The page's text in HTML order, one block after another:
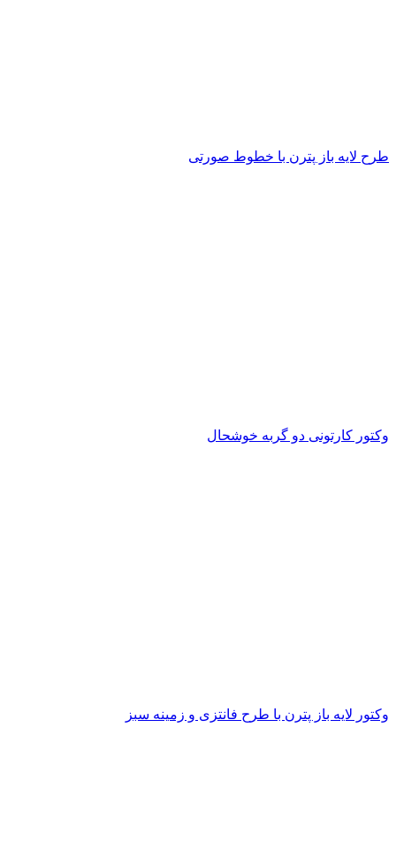
طرح لایه باز پترن با خطوط صورتی
وکتور کارتونی دو گربه خوشحال
وکتور لایه باز پترن با طرح فانتزی و زمینه سبز